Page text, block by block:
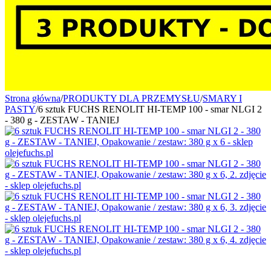
Strona główna/PRODUKTY DLA PRZEMYSŁU/SMARY I
PASTY/6 sztuk FUCHS RENOLIT HI-TEMP 100 - smar NLGI 2
- 380 g - ZESTAW - TANIEJ